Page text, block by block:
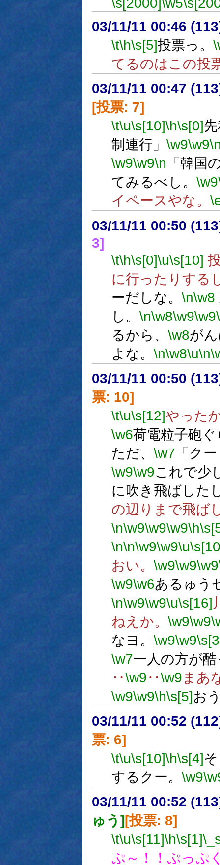
\s[2000]\w5
03/11/11 00:46
\t\h\s[5]投票っ。
てるのはこの投
03/11/11 00:47
[投票: 7]
\t\u\s[10]\h\s[0]
制連行」 \w9\w9
\w9\w9\n 「韓国
てみるべし。 \w9
イペースやな。
03/11/11 00:50
3]
\t\h\s[0]\u\s[10]
に行ったりする
ーだしな。 \n\w8
し。 \n\w8\w9\w9
るから、 \w8が
よな。 \n\w8\u\n
03/11/11 00:50
票: 10]
\t\u\s[12]やった
\w6荷電粒子砲
ただ、 \w7 「ク
\w9\w9これで少
に吹き飛ばした
の辺りまで飛ば
\n\w9\w9\w9\h
\n\n\w9\w9\u
おい。 \w9\w9\w9
\w9\w6あるゅう
\n\w9\w9\u\s[16]
ねえか。 \w9\w9
なヨ。 \w9\w9
\w7一人の方が
‥\w9‥\w9まあ
\w9\w9\h\s[5]お
03/11/11 00:52
票: 6]
\t\u\s[10]\h\s[4]
するクー。 \w9
03/11/11 00:52
ゅう][投票: 8]
\t\u\s[11]\h\s[1]
ぷ～！！ぷっぷ